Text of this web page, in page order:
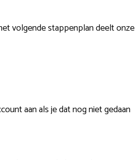
volgende stappenplan deelt onze
aan als je dat nog niet gedaan